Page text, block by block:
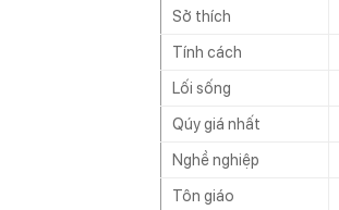
Sở thích
Tính cách
Lối sống
Qúy giá nhất
Nghề nghiệp
Tôn giáo